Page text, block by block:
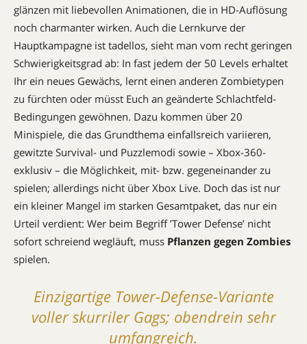
glänzen mit liebevollen Animationen, die in HD-Auf­lösung
noch charmanter wirken. Auch die Lernkurve der
Hauptkampagne ist tadellos, sieht man vom recht geringen
Schwierigkeitsgrad ab: In fast jedem der 50 Levels erhaltet
Ihr ein neues Gewächs, lernt einen anderen Zombietypen
zu fürchten oder müsst Euch an geänderte Schlachtfeld-
Bedingungen gewöhnen. Dazu kommen über 20
Minispiele, die das Grundthema einfallsreich variieren,
gewitzte Survival- und Puzzlemodi sowie – Xbox-360-
exklusiv – die Möglichkeit, mit- bzw. gegeneinander zu
spielen; ­allerdings nicht über Xbox Live. Doch das ist nur
ein kleiner Mangel im starken Gesamtpaket, das nur ein
Urteil verdient: Wer beim Begriff ’Tower Defense’ nicht
sofort schreiend wegläuft, muss Pflanzen gegen Zombies
spielen.
Einzigartige Tower-Defense-Variante
voller skurriler Gags; obendrein sehr
umfangreich.